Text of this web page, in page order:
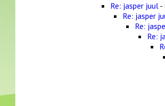
Re: jasper juul -
Re: jasper
Re:
Re: